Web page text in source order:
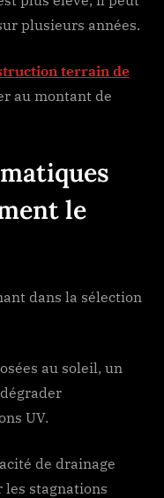
plusieurs années.
terrain de
au montant de
le
dans la sélection
au soleil, un
UV.
de drainage
les stagnations